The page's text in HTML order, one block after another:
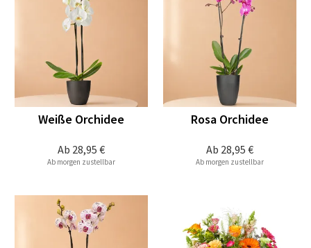
Ab 28,95 €
Weiße Orchidee
Ab morgen zustellbar
Ab 28,95 €
Rosa Orchidee
Ab morgen zustellbar